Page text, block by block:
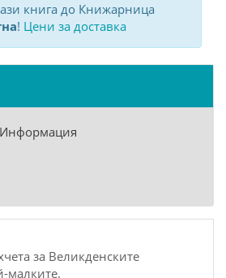
книга до Книжарница
! Цени за доставка
за Великденските
малките.